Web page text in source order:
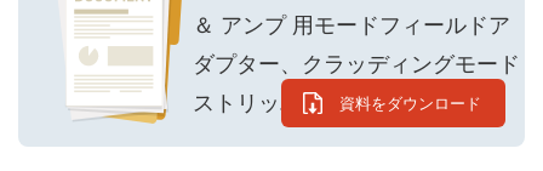
＆ アンプ 用モードフィールドア
ダプター、クラッディングモード
ストリッパー、エンドキャップ
資料をダウンロード